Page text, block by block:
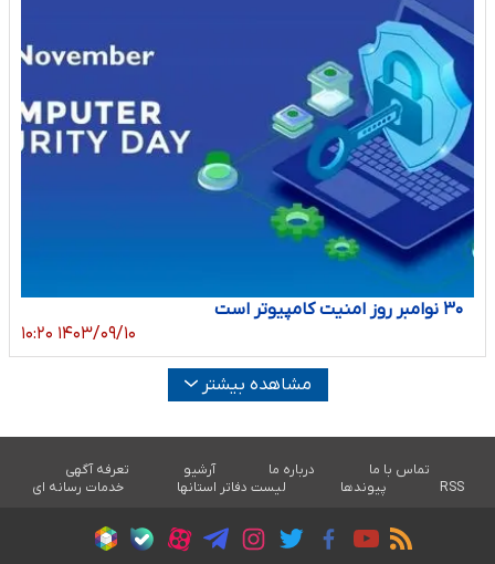
۳۰ نوامبر روز امنیت کامپیوتر است
۱۴۰۳/۰۹/۱۰ ۱۰:۲۰
مشاهده بیشتر
تماس با ما درباره ما آرشیو
تعرفه آگهی
RSS
پیوندها لیست دفاتر استانها خدمات رسانه ای